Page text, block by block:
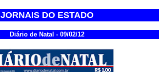
JORNAIS DO ESTADO
Diário de Natal - 09/02/12